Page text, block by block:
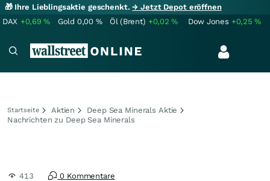
🎁 Ihre Lieblingsaktie geschenkt.→ Jetzt Depot eröffnen
DAX +0,69% Gold 0,00 % Öl (Brent) +0,02% Dow Jones +0,25%
Startseite Aktien
Deep Sea Minerals Aktie
Nachrichten zu Deep Sea Minerals
413 0 Kommentare